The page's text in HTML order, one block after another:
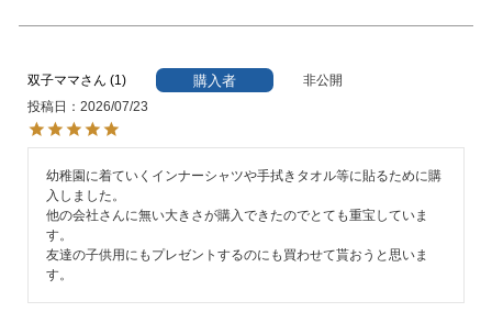
双子ママ 1 購入者
非公開
投稿日
2026/07/23
幼稚園に着ていくインナーシャツや手拭きタオル等に貼るために購
入しました。
他の会社さんに無い大きさが購入できたのでとても重宝していま
す。
友達の子供用にもプレゼントするのにも買わせて貰おうと思いま
す。